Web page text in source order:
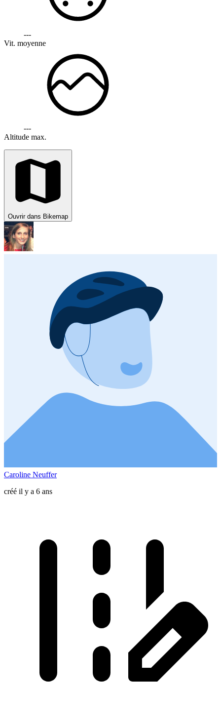
---
Vit. moyenne
---
Altitude max.
Ouvrir dans Bikemap
Caroline Neuffer
créé il y a 6 ans